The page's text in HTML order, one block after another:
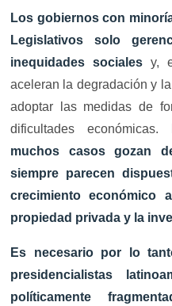
Los gobiernos con
Legislativos solo
inequidades sociales y,
aceleran la degradación y
adoptar las medidas de
dificultades económicas.
muchos casos gozan
siempre parecen
crecimiento económico
propiedad privada y la
Es necesario por lo
presidencialistas
políticamente